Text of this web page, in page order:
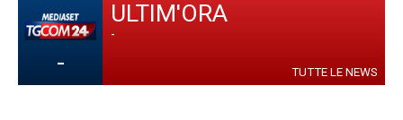
-
ULTIM'ORA
-
TUTTE LE NEWS